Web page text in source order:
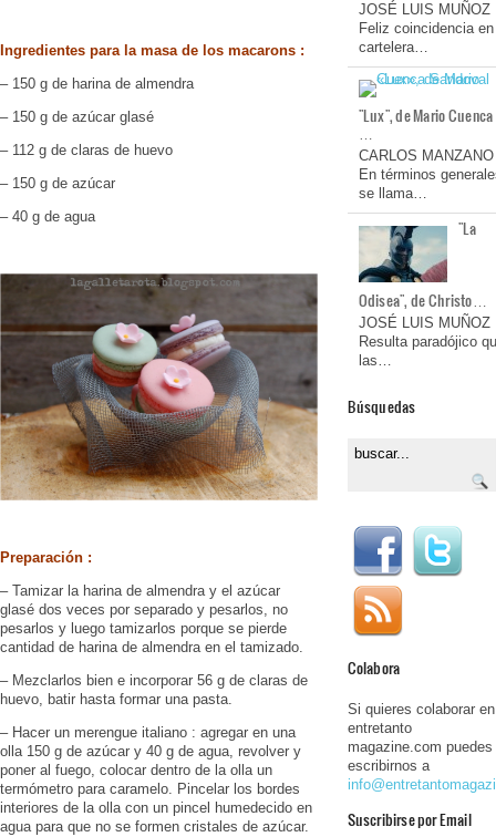
Ingredientes para la masa de los macarons :
– 150 g de harina de almendra
– 150 g de azúcar glasé
– 112 g de claras de huevo
– 150 g de azúcar
– 40 g de agua
Preparación :
– Tamizar la harina de almendra y el azúcar
glasé dos veces por separado y pesarlos, no
pesarlos y luego tamizarlos porque se pierde
cantidad de harina de almendra en el tamizado.
– Mezclarlos bien e incorporar 56 g de claras de
huevo, batir hasta formar una pasta.
– Hacer un merengue italiano : agregar en una
olla 150 g de azúcar y 40 g de agua, revolver y
poner al fuego, colocar dentro de la olla un
termómetro para caramelo. Pincelar los bordes
interiores de la olla con un pincel humedecido en
agua para que no se formen cristales de azúcar.
JOSÉ LUIS MUÑOZ
Feliz coincidencia en
cartelera…
"Lux", de Mario Cuenca
…
CARLOS MANZANO
En términos
se llama…
"La
Odisea", de Christo…
JOSÉ LUIS MUÑOZ
Resulta paradójico
las…
Búsquedas
Colabora
Si quieres colaborar en
entretanto
magazine.com puedes
escribirnos a
Suscribirse por Email